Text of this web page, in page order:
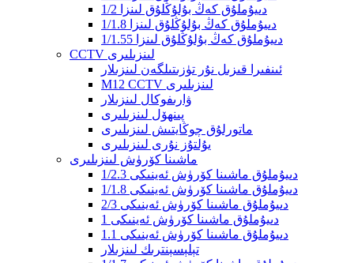
1/2 دىيۇملۇق كەڭ بۇلۇڭلۇق لىنزا
1/1.8 دىيۇملۇق كەڭ بۇلۇڭلۇق لىنزا
1/1.55 ​​دىيۇملۇق كەڭ بۇلۇڭلۇق لىنزا
CCTV لىنزىلىرى
ئىنفىرا قىزىل نۇر تۈزىتىلگەن لىنزىلار
M12 CCTV لىنزىلىرى
ۋارىفوكال لىنزىلار
پىنھۆل لىنزىلىرى
ماتورلۇق چوڭايتىش لىنزىلىرى
يۇلتۇز نۇرى لىنزىلىرى
ماشىنا كۆرۈش لىنزىلىرى
1/2.3 دىيۇملۇق ماشىنا كۆرۈش ئەينىكى
1/1.8 دىيۇملۇق ماشىنا كۆرۈش ئەينىكى
2/3 دىيۇملۇق ماشىنا كۆرۈش ئەينىكى
1 دىيۇملۇق ماشىنا كۆرۈش ئەينىكى
1.1 دىيۇملۇق ماشىنا كۆرۈش ئەينىكى
تېلېسېنترىك لىنزىلار